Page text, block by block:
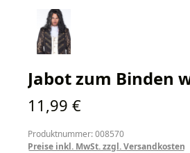
Jabot zum Binden
Regulärer Preis:
11,99 €
Produktnummer: 008570
Preise inkl. MwSt. zzgl. Versandkosten